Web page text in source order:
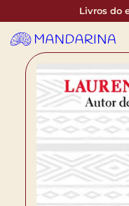
Livros do